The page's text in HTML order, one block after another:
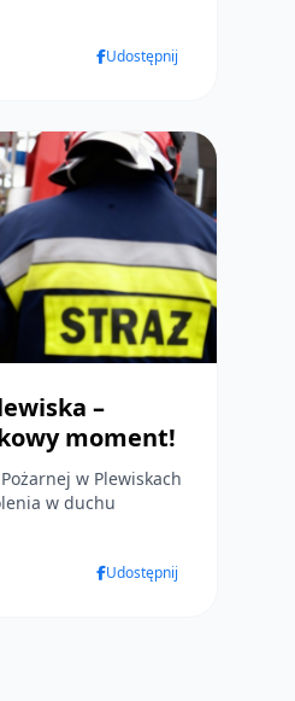
Udostępnij
–
moment!
w Plewiskach
w duchu
Udostępnij